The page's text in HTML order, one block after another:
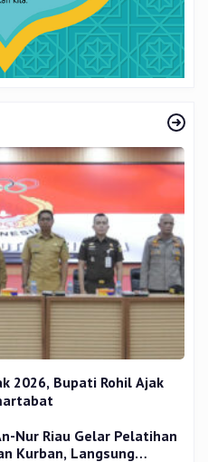
2026, Bupati Rohil Ajak
Nur Riau Gelar Pelatihan
Kurban, Langsung